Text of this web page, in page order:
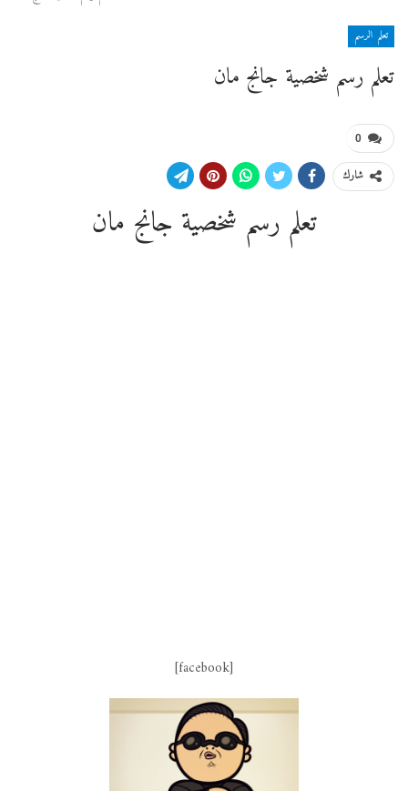
تعلم الرسم
تعلم رسم شخصية جانج مان
0
شارك
تعلم رسم شخصية جانج مان
[facebook]